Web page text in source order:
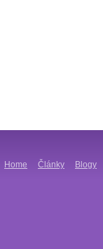
Home Články Blogy